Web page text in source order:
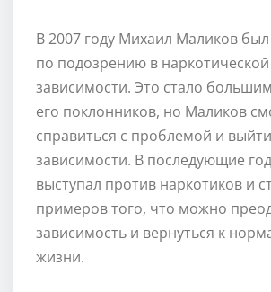
В 2007 году Михаил Маликов
по подозрению в наркотической
зависимости. Это стало
его поклонников, но Маликов
справиться с проблемой и
зависимости. В последующие
выступал против наркотиков и
примеров того, что можно
зависимость и вернуться к
жизни.